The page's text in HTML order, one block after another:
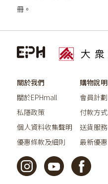
冊。
關於我們
關於EPHmall
私隱政策
個人資料收集聲明
優惠條款及細則
購物說明
會員計劃
付款方式
送貨服務
最新優惠